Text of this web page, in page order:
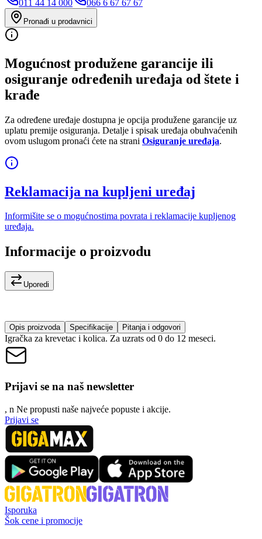
011 44 14 000
066 6 67 67 67
Pronađi u prodavnici
Mogućnost produžene garancije ili
osiguranje određenih uređaja od štete i
krađe
Za određene uređaje dostupna je opcija produžene garancije uz
uplatu premije osiguranja. Detalje i spisak uređaja obuhvaćenih
ovom uslugom pronaći ćete na strani Osiguranje uređaja.
Reklamacija na kupljeni uređaj
Informišite se o mogućnostima povrata i reklamacije kupljenog
uređaja.
Informacije o proizvodu
Uporedi
Opis proizvoda Specifikacije Pitanja i odgovori
Igračka za krevetac i kolica. Za uzrats od 0 do 12 meseci.
Prijavi se na naš newsletter
, n Ne propusti naše najveće popuste i akcije.
Prijavi se
Isporuka
Šok cene i promocije